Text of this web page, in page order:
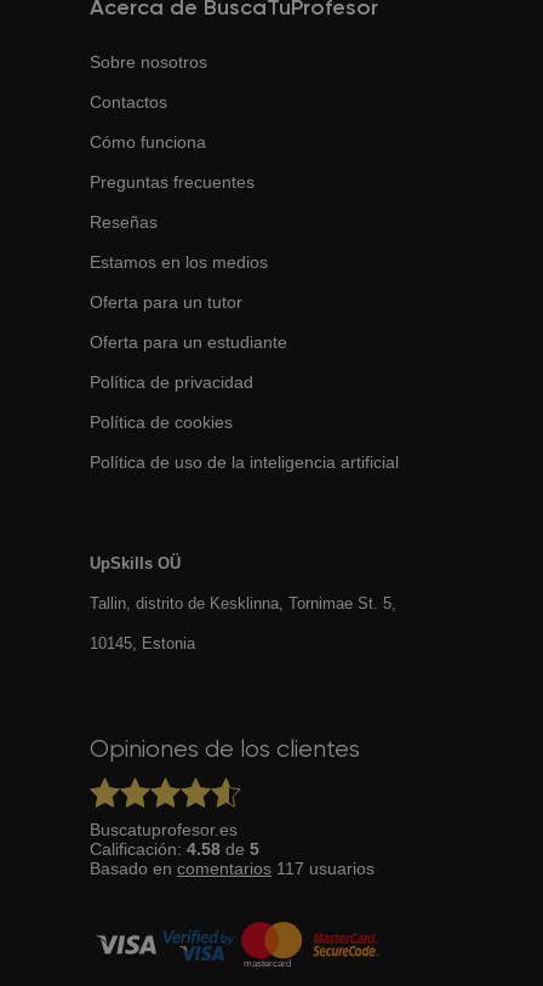
Acerca de BuscaTuProfesor
Sobre nosotros
Contactos
Cómo funciona
Preguntas frecuentes
Reseñas
Estamos en los medios
Oferta para un tutor
Oferta para un estudiante
Política de privacidad
Política de cookies
Política de uso de la inteligencia artificial
UpSkills OÜ
Tallin, distrito de Kesklinna, Tornimаe St. 5,
10145, Estonia
Opiniones de los clientes
Buscatuprofesor.es
Calificación: 4.58 de 5
Basado en comentarios 117 usuarios